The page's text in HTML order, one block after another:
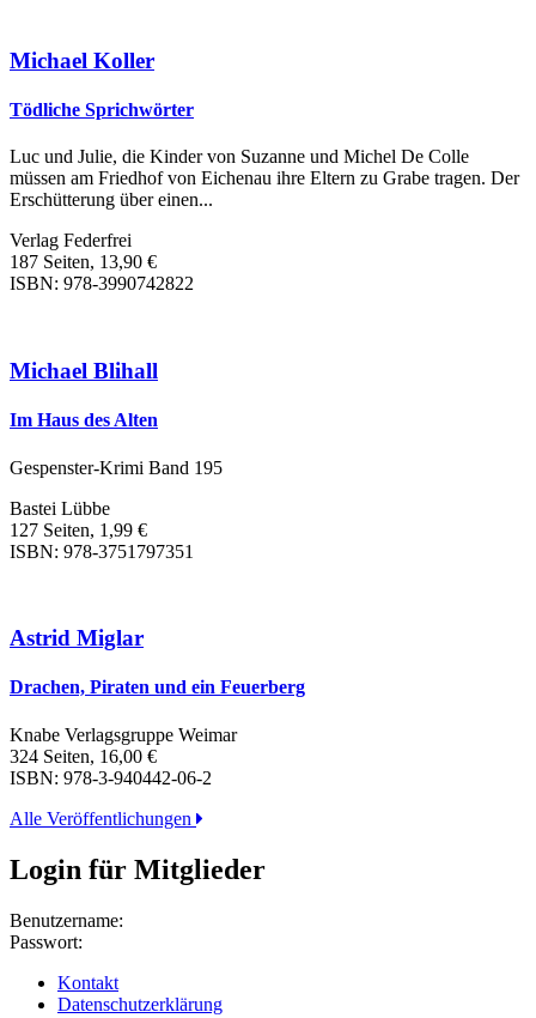
Michael Koller
Tödliche Sprichwörter
Luc und Julie, die Kinder von Suzanne und Michel De Colle
müssen am Friedhof von Eichenau ihre Eltern zu Grabe tragen. Der
Erschütterung über einen...
Verlag Federfrei
187 Seiten, 13,90 €
ISBN: 978-3990742822
Michael Blihall
Im Haus des Alten
Gespenster-Krimi Band 195
Bastei Lübbe
127 Seiten, 1,99 €
ISBN: 978-3751797351
Astrid Miglar
Drachen, Piraten und ein Feuerberg
Knabe Verlagsgruppe Weimar
324 Seiten, 16,00 €
ISBN: 978-3-940442-06-2
Alle Veröffentlichungen
Login für Mitglieder
Benutzername:
Passwort:
Kontakt
Datenschutzerklärung